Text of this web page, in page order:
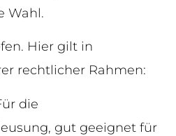
Wahl.
Hier gilt in
rechtlicher Rahmen:
die
gut geeignet für